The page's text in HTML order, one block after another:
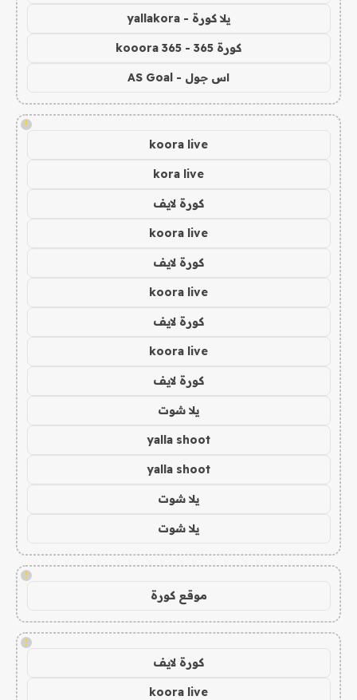
يلا كورة - yallakora
كورة 365 - kooora 365
اس جول - AS Goal
!
koora live
kora live
كورة لايف
koora live
كورة لايف
koora live
كورة لايف
koora live
كورة لايف
يلا شوت
yalla shoot
yalla shoot
يلا شوت
يلا شوت
!
موقع كورة
!
كورة لايف
koora live